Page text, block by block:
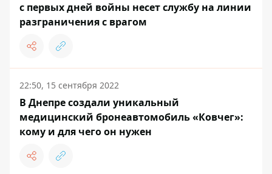
с первых дней войны несет службу на линии
разграничения с врагом
22:50, 15 сентября 2022
В Днепре создали уникальный
медицинский бронеавтомобиль «Ковчег»:
кому и для чего он нужен